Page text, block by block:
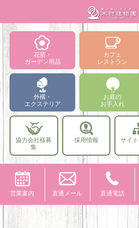
花苗・
ガーデン用品
カフェ
レストラン
外構・
エクステリア
お庭の
お手入れ
協力会社様募
集
採用情報 サイ
営業案内 直通メール 直通電話